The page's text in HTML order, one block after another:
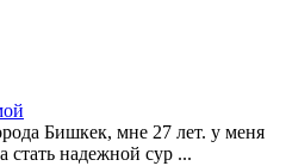
Бишкек, мне 27 лет. у меня
стать надежной сур ...